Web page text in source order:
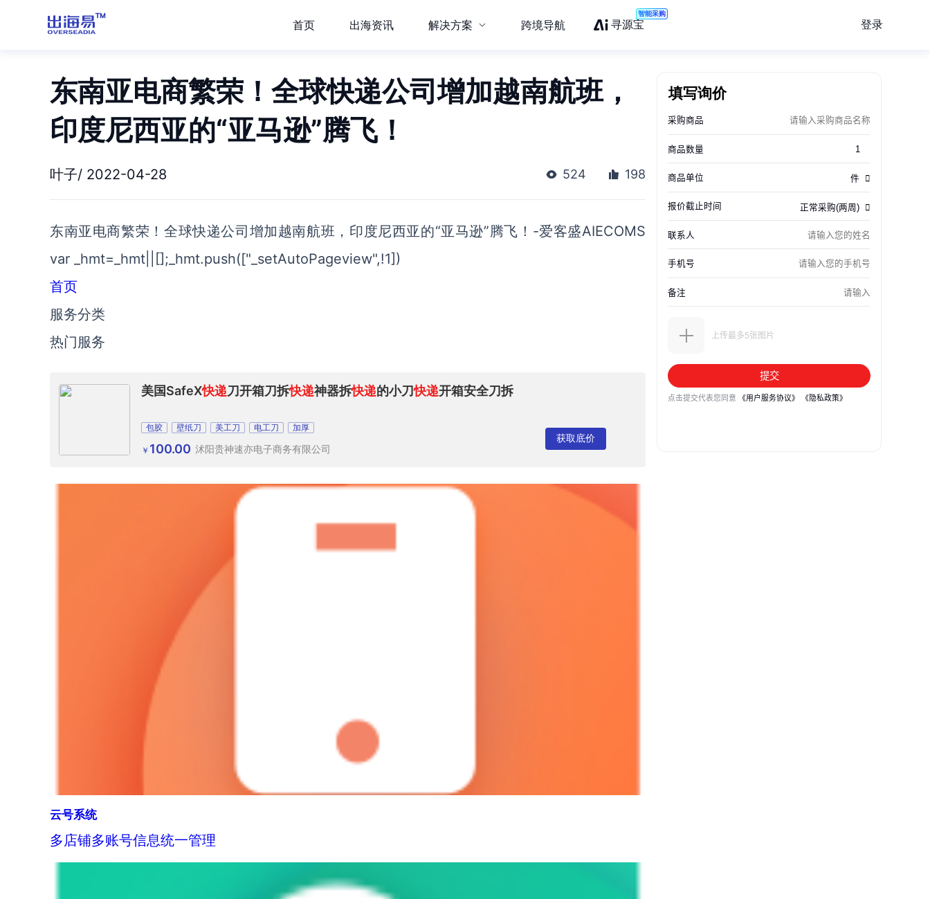
首页 出海资讯 解决方案 跨境导航 寻源宝
智能采购
登录
东南亚电商繁荣！全球快递公司增加越南航班，
印度尼西亚的“亚马逊”腾飞！
叶子/ 2022-04-28 524 198
东南亚电商繁荣！全球快递公司增加越南航班，印度尼西亚的“亚马逊”腾飞！-爱客盛AIECOMS
var _hmt=_hmt||[];_hmt.push(["_setAutoPageview",!1])
首页
服务分类
热门服务
美国SafeX快递刀开箱刀拆快递神器拆快递的小刀快递开箱安全刀拆
包胶 壁纸刀 美工刀 电工刀 加厚
￥ 100.00 沭阳贵神速亦电子商务有限公司
获取底价
云号系统
多店铺多账号信息统一管理
填写询价